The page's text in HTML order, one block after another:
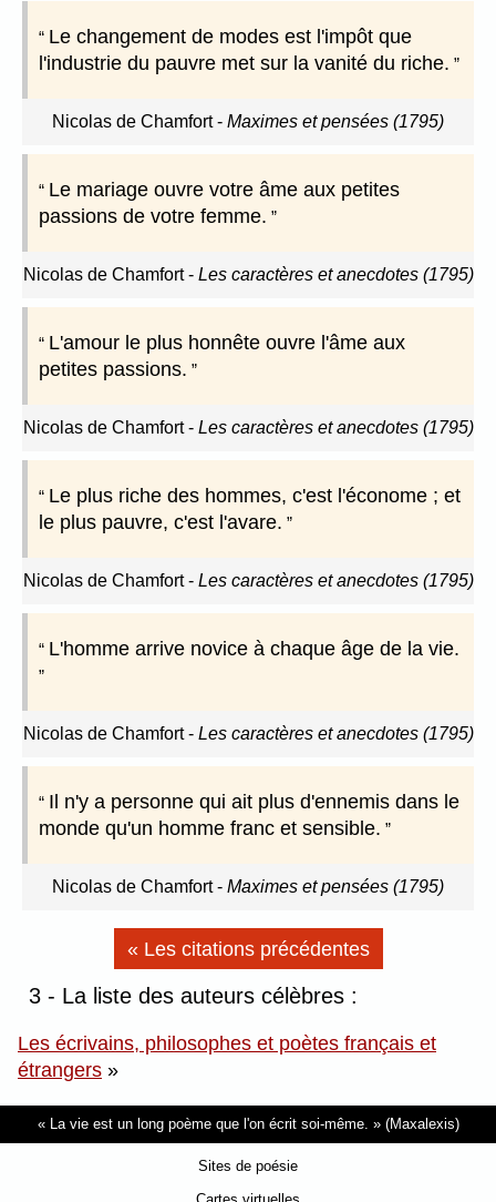
Le changement de modes est l'impôt que
l'industrie du pauvre met sur la vanité du riche.
Nicolas de Chamfort- Maximes et pensées (1795)
Le mariage ouvre votre âme aux petites
passions de votre femme.
Nicolas de Chamfort- Les caractères et anecdotes (1795)
L'amour le plus honnête ouvre l'âme aux
petites passions.
Nicolas de Chamfort- Les caractères et anecdotes (1795)
Le plus riche des hommes, c'est l'économe ; et
le plus pauvre, c'est l'avare.
Nicolas de Chamfort- Les caractères et anecdotes (1795)
L'homme arrive novice à chaque âge de la vie.
Nicolas de Chamfort- Les caractères et anecdotes (1795)
Il n'y a personne qui ait plus d'ennemis dans le
monde qu'un homme franc et sensible.
Nicolas de Chamfort- Maximes et pensées (1795)
« Les citations précédentes
3 - La liste des auteurs célèbres :
Les écrivains, philosophes et poètes français et
étrangers »
La vie est un long poème que l'on écrit soi-même. (Maxalexis)
Sites de poésie